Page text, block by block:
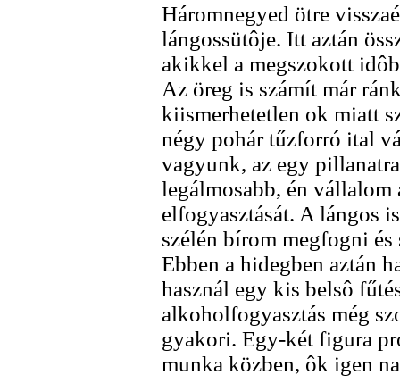
Háromnegyed ötre
lángossütôje. Itt aztán
akikkel a megszokott
Az öreg is számít már
kiismerhetetlen ok miatt
négy pohár tűzforró ital
vagyunk, az egy
legálmosabb, én vállalom
elfogyasztását. A lángos
szélén bírom megfogni
Ebben a hidegben aztán
használ egy kis belsô
alkoholfogyasztás még
gyakori. Egy-két figura
munka közben, ôk igen